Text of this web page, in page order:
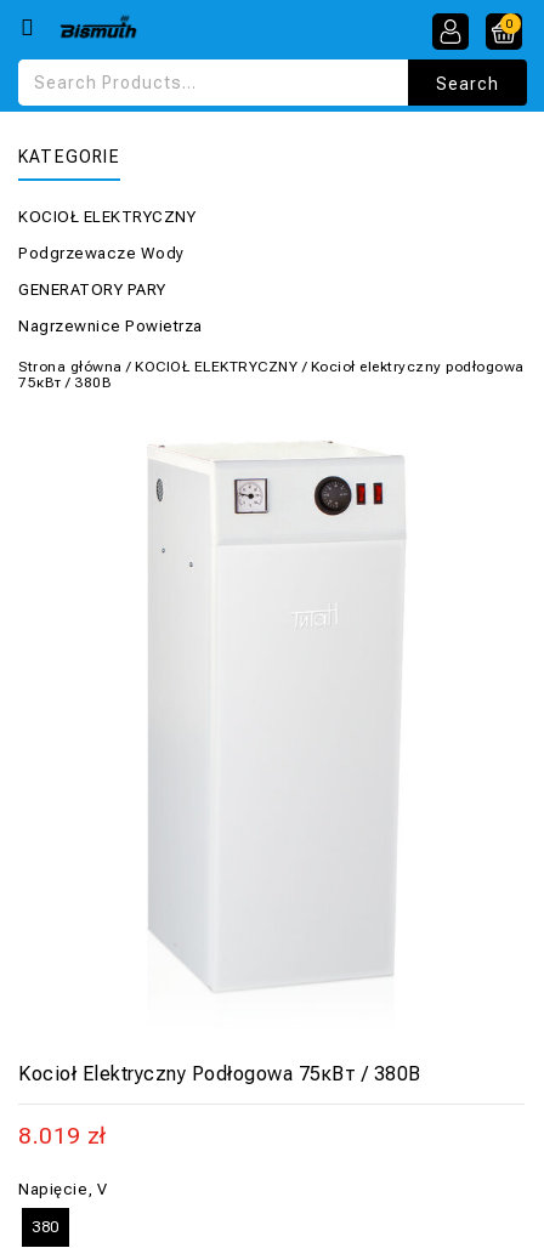
0
KATEGORIE
KOCIOŁ ELEKTRYCZNY
Podgrzewacze Wody
GENERATORY PARY
Nagrzewnice Powietrza
Strona główna / KOCIOŁ ELEKTRYCZNY / Kocioł elektryczny podłogowa
75кВт / 380В
Kocioł Elektryczny Podłogowa 75кВт / 380В
8.019 zł
Napięcie, V
380